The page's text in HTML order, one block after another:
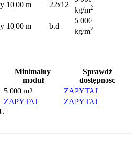
10,00 m 22x12
kg/m2
10,00 m b.d.
5 000
kg/m2
Minimalny
moduł
Sprawdź
dostępność
5 000 m2
ZAPYTAJ
ZAPYTAJ
ZAPYTAJ